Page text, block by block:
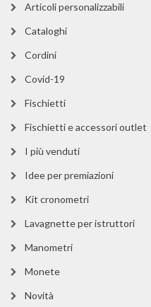
Articoli personalizzabili
Cataloghi
Cordini
Covid-19
Fischietti
Fischietti e accessori outlet
I più venduti
Idee per premiazioni
Kit cronometri
Lavagnette per istruttori
Manometri
Monete
Novità